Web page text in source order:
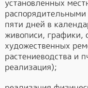
установленных
пяти дней в
живописи, графики,
художественных
растениеводства и
реализация);